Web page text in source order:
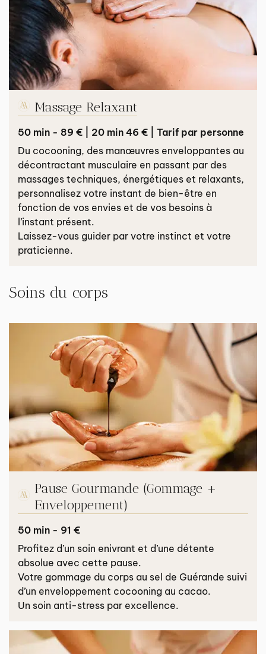
Massage Relaxant
50 min - 89 € | 20 min 46 € | Tarif par personne
Du cocooning, des manœuvres enveloppantes au
décontractant musculaire en passant par des
massages techniques, énergétiques et relaxants,
personnalisez votre instant de bien-être en
fonction de vos envies et de vos besoins à
l’instant présent.
Laissez-vous guider par votre instinct et votre
praticienne.
Soins du corps
Pause Gourmande (Gommage +
Enveloppement)
50 min - 91 €
Profitez d’un soin enivrant et d’une détente
absolue avec cette pause.
Votre gommage du corps au sel de Guérande suivi
d’un enveloppement cocooning au cacao.
Un soin anti-stress par excellence.